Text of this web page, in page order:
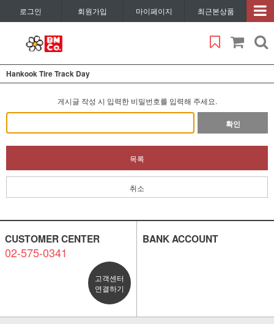
로그인 회원가입 마이페이지 최근본상품
Hankook Tire Track Day
게시글 작성 시 입력한 비밀번호를 입력해 주세요.
확인
목록
취소
CUSTOMER CENTER
02-575-0341
고객센터
연결하기
BANK ACCOUNT